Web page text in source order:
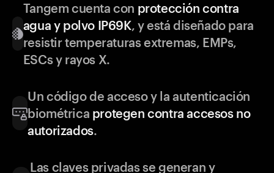
Tangem cuenta con protección contra
agua y polvo IP69K, y está diseñado para
resistir temperaturas extremas, EMPs,
ESCs y rayos X.
Un código de acceso y la autenticación
biométrica protegen contra accesos no
autorizados.
Las claves privadas se generan y